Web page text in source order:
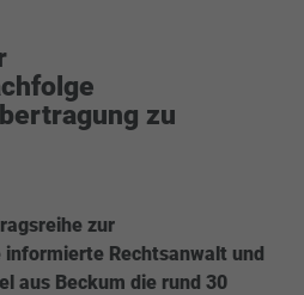
zu
zur
Rechtsanwalt und
aus Beckum die rund 30